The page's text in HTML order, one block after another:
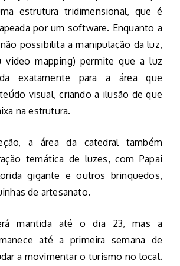
estrutura tridimensional, que é
por um software. Enquanto a
possibilita a manipulação da luz,
video mapping) permite que a luz
exatamente para a área que
visual, criando a ilusão de que
na estrutura.
a área da catedral também
temática de luzes, com Papai
gigante e outros brinquedos,
de artesanato.
mantida até o dia 23, mas a
até a primeira semana de
a movimentar o turismo no local.